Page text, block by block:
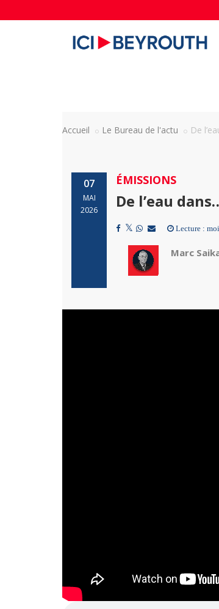
Accueil Le Bureau de l'actu De
07
MAI
2026
ÉMISSIONS
De l’eau
Lecture :
Marc